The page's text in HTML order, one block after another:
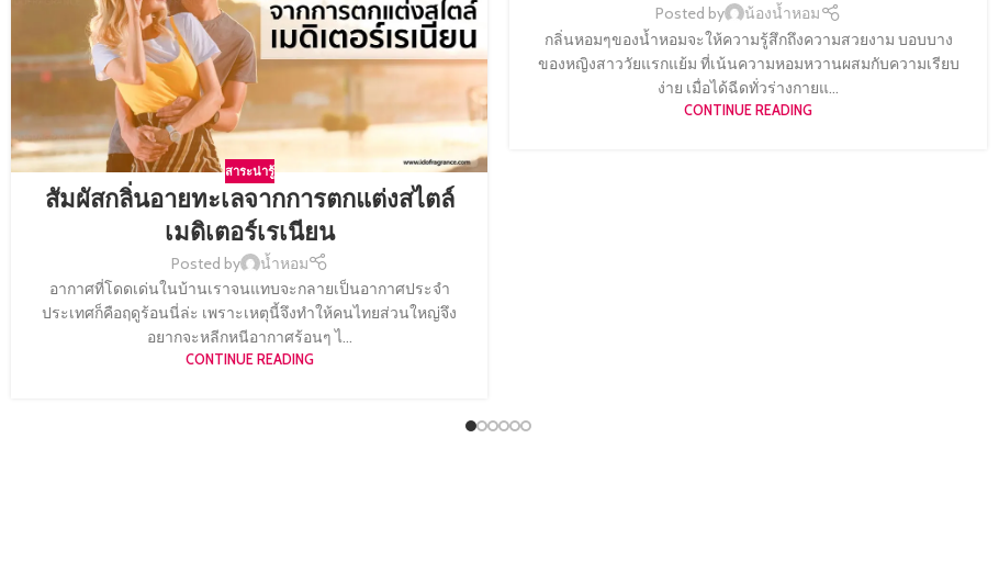
สาระน่ารู้
สัมผัสกลิ่นอายทะเลจากการตกแต่งสไตล์
เมดิเตอร์เรเนียน
Posted by
น้ำหอม
อากาศที่โดดเด่นในบ้านเราจนแทบจะกลายเป็นอากาศประจำ
ประเทศก็คือฤดูร้อนนี่ล่ะ เพราะเหตุนี้จึงทำให้คนไทยส่วนใหญ่จึง
อยากจะหลีกหนีอากาศร้อนๆ ไ...
CONTINUE READING
Posted by
น้องน้ำหอม
กลิ่นหอมๆของน้ำหอมจะให้ความรู้สึกถึงความสวยงาม บอบบาง
ของหญิงสาววัยแรกแย้ม ที่เน้นความหอมหวานผสมกับความเรียบ
ง่าย เมื่อได้ฉีดทั่วร่างกายแ...
CONTINUE READING